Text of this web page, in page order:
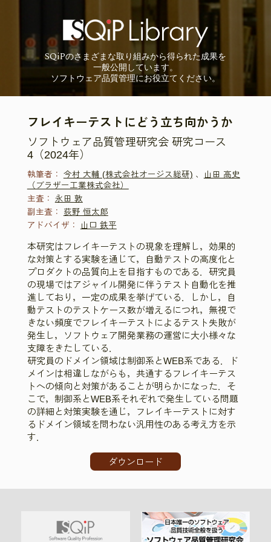
SQiPのさまざまな取り組みから得られた成果を
一般公開しています。
ソフトウェア品質管理にお役立てください。
フレイキーテストにどう立ち向かうか
ソフトウェア品質管理研究会 研究コース
4（2024年）
執筆者： 今村 大輔 (株式会社オージス総研) 、
山田 高史
（ブラザー工業株式会社）
主査：
永田 敦
副主査：
荻野 恒太郎
アドバイザ：
山口 鉄平
本研究はフレイキーテストの現象を理解し，効果的
な対策とする実験を通じて，自動テストの高度化と
プロダクトの品質向上を目指すものである．研究員
の現場ではアジャイル開発に伴うテスト自動化を推
進しており，一定の成果を挙げている．しかし，自
動テストのテストケース数が増えるにつれ，無視で
きない頻度でフレイキーテストによるテスト失敗が
発生し，ソフトウェア開発業務の運営に大小様々な
支障をきたしている．
研究員のドメイン領域は制御系とWEB系である．ド
メインは相違しながらも，共通するフレイキーテス
トへの傾向と対策があることが明らかになった．そ
こで，制御系とWEB系それぞれで発生している問題
の詳細と対策実験を通じ，フレイキーテストに対す
るドメイン領域を問わない汎用性のある考え方を示
す．
ダウンロード